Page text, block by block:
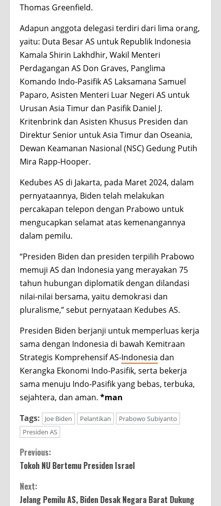
Thomas Greenfield.
Adapun anggota delegasi terdiri dari lima orang,
yaitu: Duta Besar AS untuk Republik Indonesia
Kamala Shirin Lakhdhir, Wakil Menteri
Perdagangan AS Don Graves, Panglima
Komando Indo-Pasifik AS Laksamana Samuel
Paparo, Asisten Menteri Luar Negeri AS untuk
Urusan Asia Timur dan Pasifik Daniel J.
Kritenbrink dan Asisten Khusus Presiden dan
Direktur Senior untuk Asia Timur dan Oseania,
Dewan Keamanan Nasional (NSC) Gedung Putih
Mira Rapp-Hooper.
Kedubes AS di Jakarta, pada Maret 2024, dalam
pernyataannya, Biden telah melakukan
percakapan telepon dengan Prabowo untuk
mengucapkan selamat atas kemenangannya
dalam pemilu.
“Presiden Biden dan presiden terpilih Prabowo
memuji AS dan Indonesia yang merayakan 75
tahun hubungan diplomatik dengan dilandasi
nilai-nilai bersama, yaitu demokrasi dan
pluralisme,” sebut pernyataan Kedubes AS.
Presiden Biden berjanji untuk memperluas kerja
sama dengan Indonesia di bawah Kemitraan
Strategis Komprehensif AS-Indonesia dan
Kerangka Ekonomi Indo-Pasifik, serta bekerja
sama menuju Indo-Pasifik yang bebas, terbuka,
sejahtera, dan aman. *man
Tags:
Joe Biden Pelantikan
Prabowo Subiyanto
Presiden AS
Continue
Reading
Previous:
Tokoh NU Bertemu Presiden Israel
Next:
Jelang Pemilu AS, Biden Desak Negara Barat Dukung